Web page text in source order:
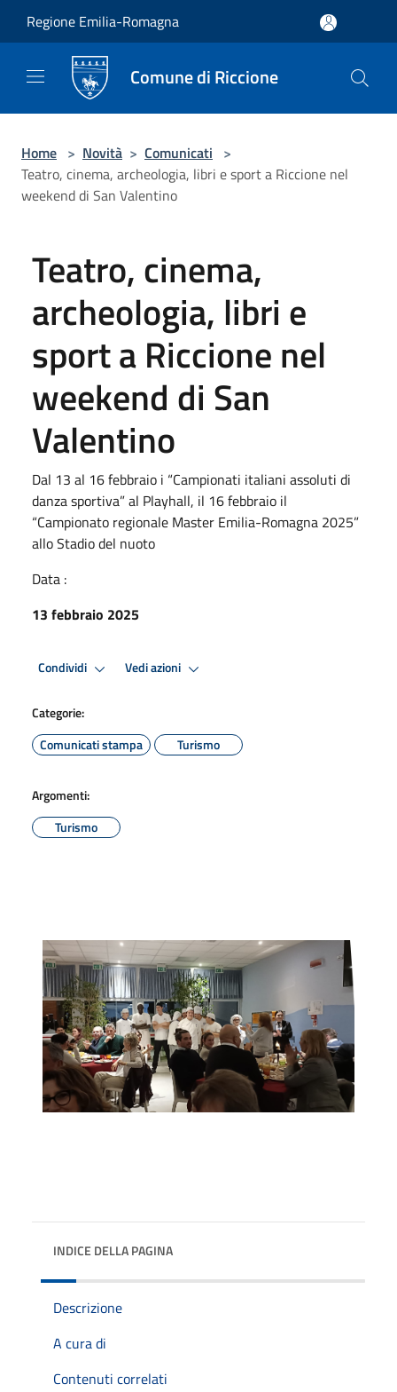
Regione Emilia-Romagna
Comune di Riccione
Home > Novità > Comunicati >
Teatro, cinema, archeologia, libri e sport a Riccione nel
weekend di San Valentino
Teatro, cinema,
archeologia, libri e
sport a Riccione nel
weekend di San
Valentino
Dal 13 al 16 febbraio i “Campionati italiani assoluti di
danza sportiva” al Playhall, il 16 febbraio il
“Campionato regionale Master Emilia-Romagna 2025”
allo Stadio del nuoto
Data :
13 febbraio 2025
Condividi Vedi azioni
Categorie:
Comunicati stampa
Turismo
Argomenti:
Turismo
INDICE DELLA PAGINA
Descrizione
A cura di
Contenuti correlati